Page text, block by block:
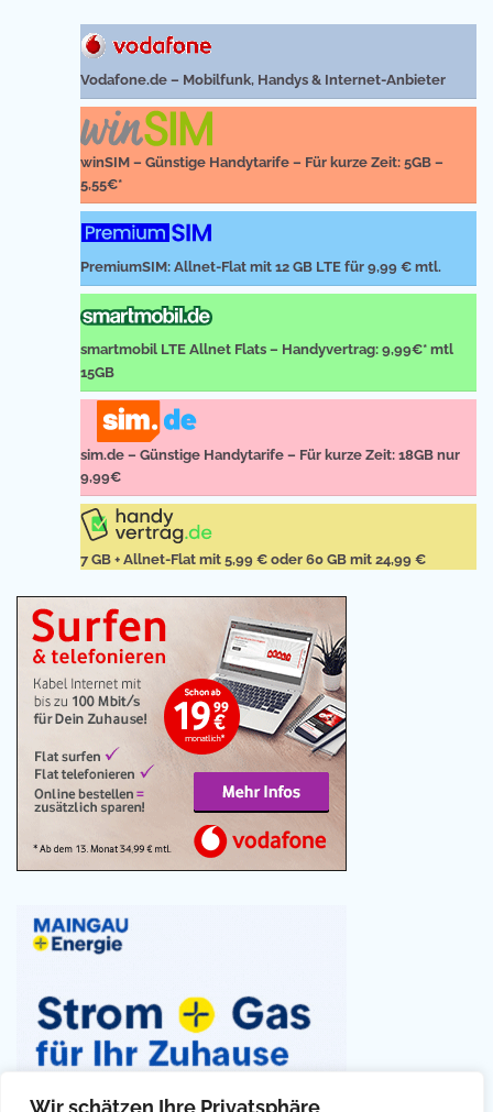
Wir schätzen Ihre Privatsphäre
Vodafone.de – Mobilfunk, Handys & Internet-Anbieter
winSIM – Günstige Handytarife – Für kurze Zeit: 5GB –
5,55€*
PremiumSIM: Allnet-Flat mit 12 GB LTE für 9,99 € mtl.
smartmobil LTE Allnet Flats – Handyvertrag: 9,99€* mtl
15GB
sim.de – Günstige Handytarife – Für kurze Zeit: 18GB nur
9,99€
7 GB + Allnet-Flat mit 5,99 € oder 60 GB mit 24,99 €